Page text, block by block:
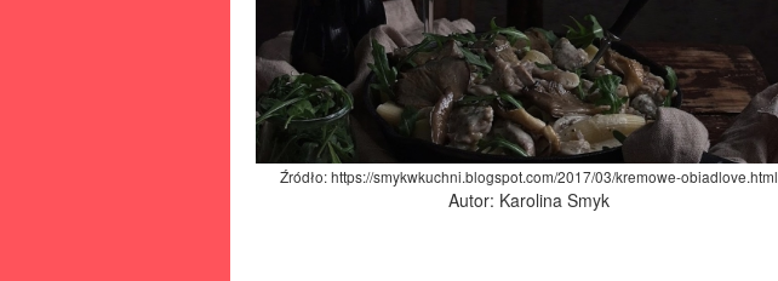
Źródło: https://smykwkuchni.blogspot.com/2017/03/kremowe-obiadlove.html
Autor: Karolina Smyk